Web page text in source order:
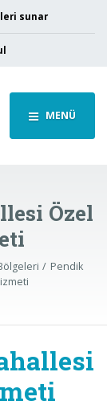
sunar
MENÜ
Özel
Pendik